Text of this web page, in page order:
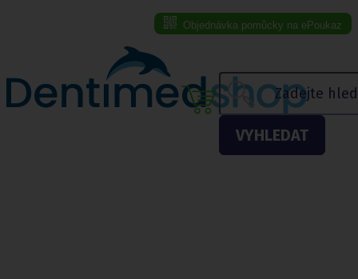
Objednávka pomůcky na ePoukaz
VYHLEDAT